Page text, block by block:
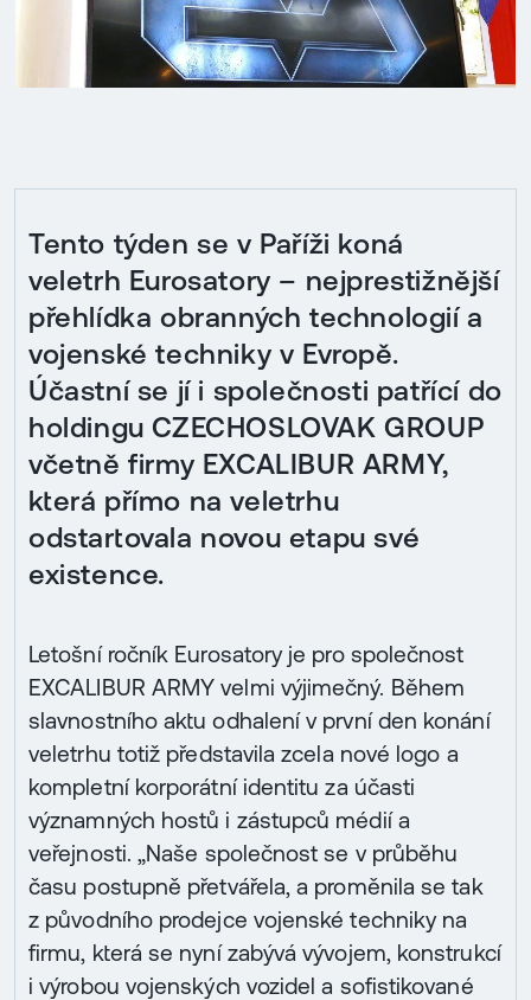
Tento týden se v Paříži koná
veletrh Eurosatory – nejprestižnější
přehlídka obranných technologií a
vojenské techniky v Evropě.
Účastní se jí i společnosti patřící do
holdingu CZECHOSLOVAK GROUP
včetně firmy EXCALIBUR ARMY,
která přímo na veletrhu
odstartovala novou etapu své
existence.
Letošní ročník Eurosatory je pro společnost
EXCALIBUR ARMY velmi výjimečný. Během
slavnostního aktu odhalení v první den konání
veletrhu totiž představila zcela nové logo a
kompletní korporátní identitu za účasti
významných hostů i zástupců médií a
veřejnosti. „Naše společnost se v průběhu
času postupně přetvářela, a proměnila se tak
z původního prodejce vojenské techniky na
firmu, která se nyní zabývá vývojem, konstrukcí
i výrobou vojenských vozidel a sofistikované